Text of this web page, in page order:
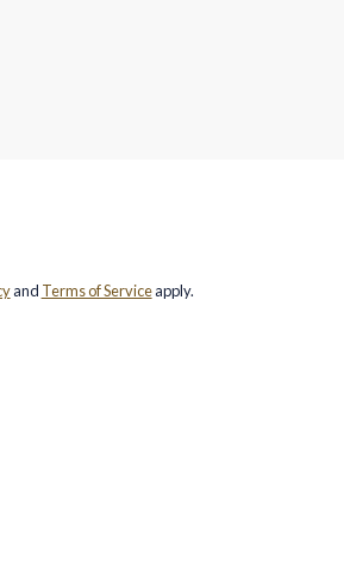
not able to submit the
- reload the page and also
connection.